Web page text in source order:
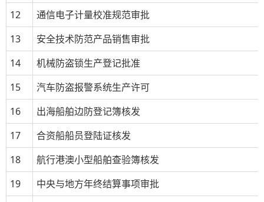
12
通信电子计量校准规范审批
13
安全技术防范产品销售审批
14
机械防盗锁生产登记批准
15
汽车防盗报警系统生产许可
16
出海船舶边防登记簿核发
17
合资船船员登陆证核发
18
航行港澳小型船舶查验簿核发
19
中央与地方年终结算事项审批